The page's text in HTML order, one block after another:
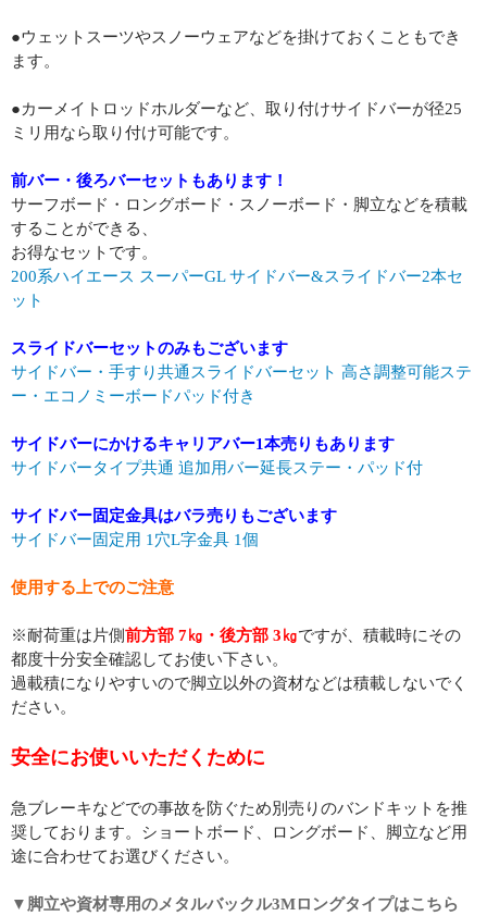
●ウェットスーツやスノーウェアなどを掛けておくこともでき
ます。
●カーメイトロッドホルダーなど、取り付けサイドバーが径25
ミリ用なら取り付け可能です。
前バー・後ろバーセットもあります！
サーフボード・ロングボード・スノーボード・脚立などを積載
することができる、
お得なセットです。
200系ハイエース スーパーGL サイドバー&スライドバー2本セ
ット
スライドバーセットのみもございます
サイドバー・手すり共通スライドバーセット 高さ調整可能ステ
ー・エコノミーボードパッド付き
サイドバーにかけるキャリアバー1本売りもあります
サイドバータイプ共通 追加用バー延長ステー・パッド付
サイドバー固定金具はバラ売りもございます
サイドバー固定用 1穴L字金具 1個
使用する上でのご注意
※耐荷重は片側前方部 7㎏・後方部 3㎏ですが、積載時にその
都度十分安全確認してお使い下さい。
過載積になりやすいので脚立以外の資材などは積載しないでく
ださい。
安全にお使いいただくために
急ブレーキなどでの事故を防ぐため別売りのバンドキットを推
奨しております。ショートボード、ロングボード、脚立など用
途に合わせてお選びください。
▼脚立や資材専用のメタルバックル3Mロングタイプはこちら